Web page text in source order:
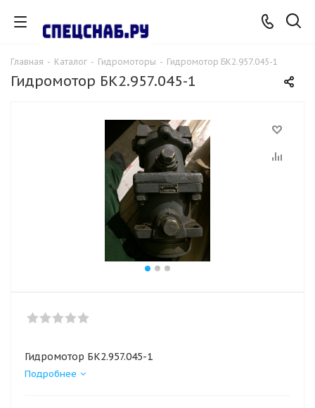
Главная - Каталог - Гидромоторы - Гидромотор БК2.957.045-1
Гидромотор БК2.957.045-1
Гидромотор БК2.957.045-1
Подробнее